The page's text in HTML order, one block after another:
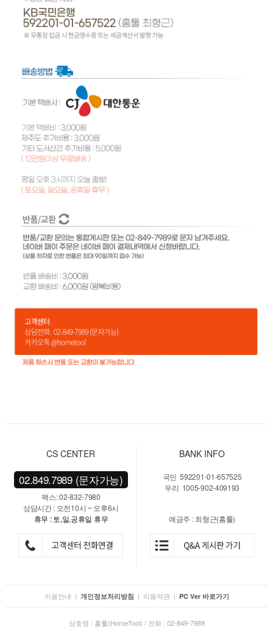
CS CENTER
02.849.7989 (문자가능)
팩스: 02-832-7980
상담시간 : 오전10시 ~ 오후6시
휴무 : 토,일,공휴일 휴무
BANK INFO
국민 592201-01-657525
우리 1005-902-409193
예금주 : 최형근(홈툴)
이용안내 | 개인정보처리방침 | 이용약관 | PC Ver 바로가기
상호명 : 홈툴(HomeTool) / 전화 : 02-849-7989